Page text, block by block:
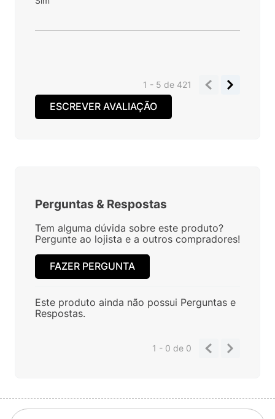
1 - 5de 421
ESCREVER AVALIAÇÃO
Perguntas & Respostas
Tem alguma dúvida sobre este produto?
Pergunte ao lojista e a outros compradores!
FAZER PERGUNTA
Este produto ainda não possui Perguntas e
Respostas.
1 - 0de 0